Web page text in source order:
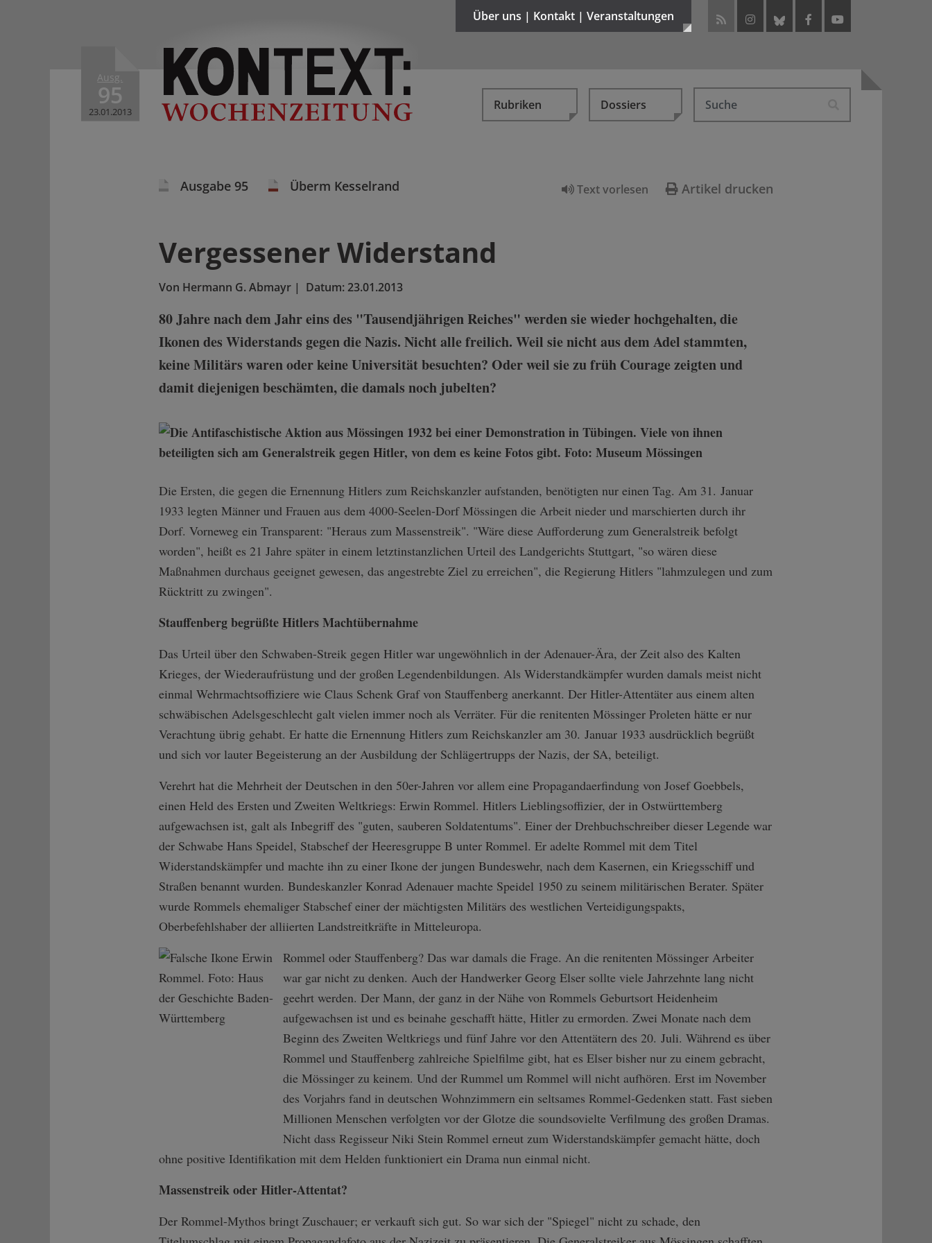
Ausg.
95
23.01.2013
Über uns | Kontakt | Veranstaltungen
Rubriken Dossiers
Text vorlesen Artikel drucken
Ausgabe 95 Überm Kesselrand
Vergessener Widerstand
Von Hermann G. Abmayr | Datum:23.01.2013
80 Jahre nach dem Jahr eins des "Tausendjährigen Reiches" werden sie wieder hochgehalten, die
Ikonen des Widerstands gegen die Nazis. Nicht alle freilich. Weil sie nicht aus dem Adel stammten,
keine Militärs waren oder keine Universität besuchten? Oder weil sie zu früh Courage zeigten und
damit diejenigen beschämten, die damals noch jubelten?
Die Ersten, die gegen die Ernennung Hitlers zum Reichskanzler aufstanden, benötigten nur einen Tag. Am 31. Januar
1933 legten Männer und Frauen aus dem 4000-Seelen-Dorf Mössingen die Arbeit nieder und marschierten durch ihr
Dorf. Vorneweg ein Transparent: "Heraus zum Massenstreik". "Wäre diese Aufforderung zum Generalstreik befolgt
worden", heißt es 21 Jahre später in einem letztinstanzlichen Urteil des Landgerichts Stuttgart, "so wären diese
Maßnahmen durchaus geeignet gewesen, das angestrebte Ziel zu erreichen", die Regierung Hitlers "lahmzulegen und zum
Rücktritt zu zwingen".
Stauffenberg begrüßte Hitlers Machtübernahme
Das Urteil über den Schwaben-Streik gegen Hitler war ungewöhnlich in der Adenauer-Ära, der Zeit also des Kalten
Krieges, der Wiederaufrüstung und der großen Legendenbildungen. Als Widerstandkämpfer wurden damals meist nicht
einmal Wehrmachtsoffiziere wie Claus Schenk Graf von Stauffenberg anerkannt. Der Hitler-Attentäter aus einem alten
schwäbischen Adelsgeschlecht galt vielen immer noch als Verräter. Für die renitenten Mössinger Proleten hätte er nur
Verachtung übrig gehabt. Er hatte die Ernennung Hitlers zum Reichskanzler am 30. Januar 1933 ausdrücklich begrüßt
und sich vor lauter Begeisterung an der Ausbildung der Schlägertrupps der Nazis, der SA, beteiligt.
Verehrt hat die Mehrheit der Deutschen in den 50er-Jahren vor allem eine Propagandaerfindung von Josef Goebbels,
einen Held des Ersten und Zweiten Weltkriegs: Erwin Rommel. Hitlers Lieblingsoffizier, der in Ostwürttemberg
aufgewachsen ist, galt als Inbegriff des "guten, sauberen Soldatentums". Einer der Drehbuchschreiber dieser Legende war
der Schwabe Hans Speidel, Stabschef der Heeresgruppe B unter Rommel. Er adelte Rommel mit dem Titel
Widerstandskämpfer und machte ihn zu einer Ikone der jungen Bundeswehr, nach dem Kasernen, ein Kriegsschiff und
Straßen benannt wurden. Bundeskanzler Konrad Adenauer machte Speidel 1950 zu seinem militärischen Berater. Später
wurde Rommels ehemaliger Stabschef einer der mächtigsten Militärs des westlichen Verteidigungspakts,
Oberbefehlshaber der alliierten Landstreitkräfte in Mitteleuropa.
Rommel oder Stauffenberg? Das war damals die Frage. An die renitenten Mössinger Arbeiter
war gar nicht zu denken. Auch der Handwerker Georg Elser sollte viele Jahrzehnte lang nicht
geehrt werden. Der Mann, der ganz in der Nähe von Rommels Geburtsort Heidenheim
aufgewachsen ist und es beinahe geschafft hätte, Hitler zu ermorden. Zwei Monate nach dem
Beginn des Zweiten Weltkriegs und fünf Jahre vor den Attentätern des 20. Juli. Während es über
Rommel und Stauffenberg zahlreiche Spielfilme gibt, hat es Elser bisher nur zu einem gebracht,
die Mössinger zu keinem. Und der Rummel um Rommel will nicht aufhören. Erst im November
des Vorjahrs fand in deutschen Wohnzimmern ein seltsames Rommel-Gedenken statt. Fast sieben
Millionen Menschen verfolgten vor der Glotze die soundsovielte Verfilmung des großen Dramas.
Nicht dass Regisseur Niki Stein Rommel erneut zum Widerstandskämpfer gemacht hätte, doch
ohne positive Identifikation mit dem Helden funktioniert ein Drama nun einmal nicht.
Massenstreik oder Hitler-Attentat?
Der Rommel-Mythos bringt Zuschauer; er verkauft sich gut. So war sich der "Spiegel" nicht zu schade, den